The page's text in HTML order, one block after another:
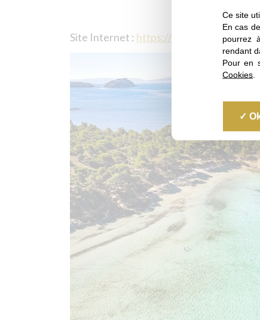
Ce site
En cas
pourrez
rendant
Pour en
Cookies
Site Internet : https://flip.it/6ZHgIv